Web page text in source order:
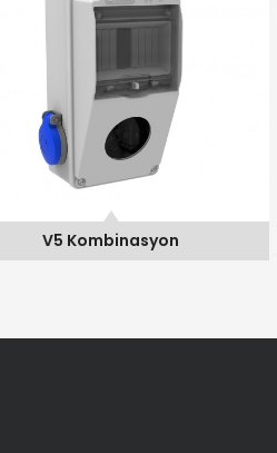
V5 Kombinasyon